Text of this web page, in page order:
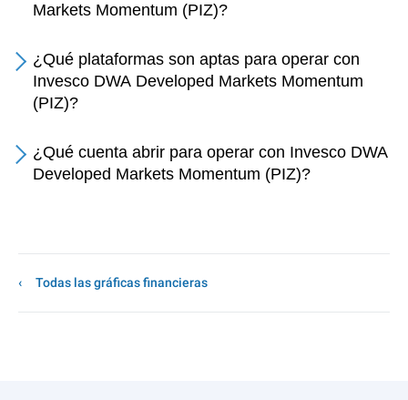
Markets Momentum (PIZ)?
¿Qué plataformas son aptas para operar con
Invesco DWA Developed Markets Momentum
(PIZ)?
¿Qué cuenta abrir para operar con Invesco DWA
Developed Markets Momentum (PIZ)?
Todas las gráficas financieras